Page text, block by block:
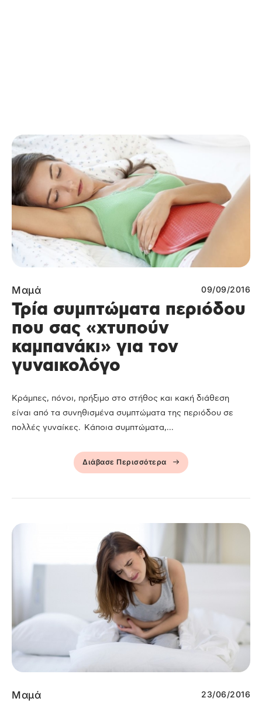
Μαμά 09/09/2016
Τρία συμπτώματα περιόδου
που σας «χτυπούν
καμπανάκι» για τον
γυναικολόγο
Κράμπες, πόνοι, πρήξιμο στο στήθος και κακή διάθεση
είναι από τα συνηθισμένα συμπτώματα της περιόδου σε
πολλές γυναίκες. Κάποια συμπτώματα,...
Διάβασε Περισσότερα
Μαμά 23/06/2016